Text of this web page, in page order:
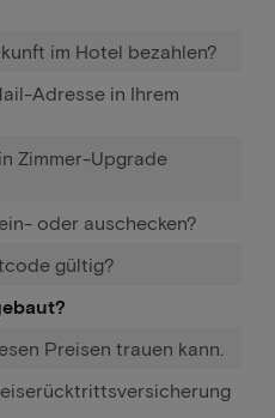
im Hotel bezahlen?
Adresse in Ihrem
Zimmer-Upgrade
oder auschecken?
gültig?
Preisen trauen kann.